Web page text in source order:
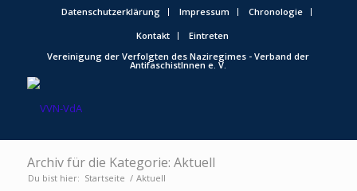
Datenschutzerklärung Impressum
Chronologie
Kontakt
Eintreten
Vereinigung der Verfolgten des Naziregimes - Verband der
AntifaschistInnen e. V.
Archiv für die Kategorie: Aktuell
Du bist hier: Startseite / Aktuell